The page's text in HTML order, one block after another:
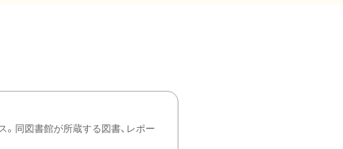
同図書館が所蔵する図書、レポー